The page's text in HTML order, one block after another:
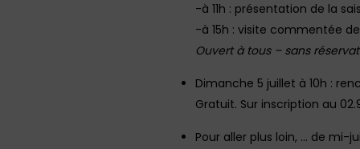
-à 11h : présentation de la
-à 15h : visite commentée
Ouvert à tous – sans
Dimanche 5 juillet à 10h :
Gratuit. Sur inscription au
Pour aller plus loin, … de mi-